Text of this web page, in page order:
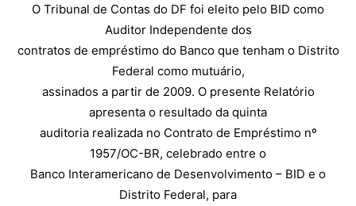
O Tribunal de Contas do DF foi eleito pelo BID como
Auditor Independente dos
contratos de empréstimo do Banco que tenham o Distrito
Federal como mutuário,
assinados a partir de 2009. O presente Relatório
apresenta o resultado da quinta
auditoria realizada no Contrato de Empréstimo nº
1957/OC-BR, celebrado entre o
Banco Interamericano de Desenvolvimento – BID e o
Distrito Federal, para